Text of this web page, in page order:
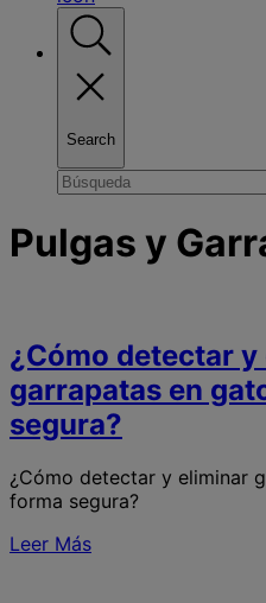
Search
Toggle
search
Buscar
Pulgas y
¿Cómo detectar
garrapatas en
segura?
¿Cómo detectar y eliminar
forma segura?
Leer Más